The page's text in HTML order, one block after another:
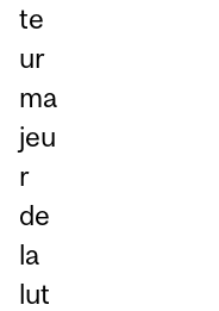
te
ur
ma
jeu
r
de
la
lut